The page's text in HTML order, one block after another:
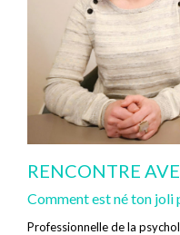
RENCONTRE
Comment est né ton joli
Professionnelle de la